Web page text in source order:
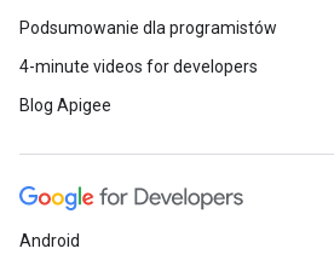
Podsumowanie dla programistów
4-minute videos for developers
Blog Apigee
Android